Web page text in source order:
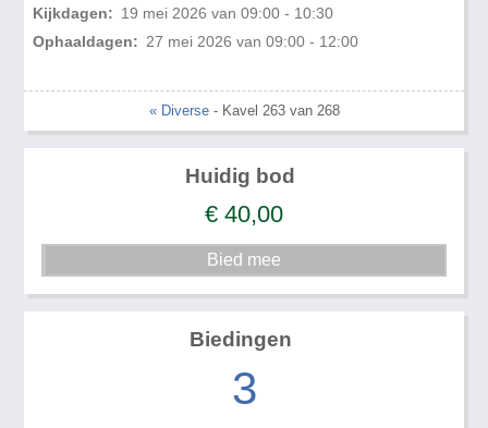
Kijkdagen: 19 mei 2026 van 09:00 - 10:30
Ophaaldagen: 27 mei 2026 van 09:00 - 12:00
« Diverse- Kavel 263 van 268
Huidig bod
€ 40,00
Biedingen
3